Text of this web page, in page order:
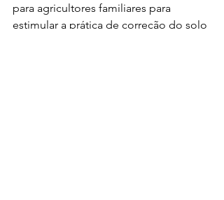
para agricultores familiares para
estimular a prática de correção do solo